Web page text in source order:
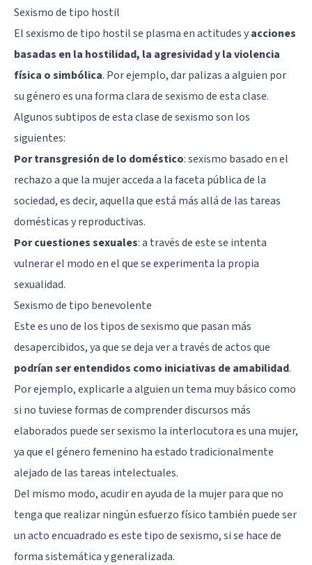
Sexismo de tipo hostil
El sexismo de tipo hostil se plasma en actitudes yacciones
basadas en la hostilidad, la agresividad y la violencia
física o simbólica. Por ejemplo, dar palizas a alguien por
su género es una forma clara de sexismo de esta clase.
Algunos subtipos de esta clase de sexismo son los
siguientes:
Por transgresión de lo doméstico: sexismo basado en el
rechazo a que la mujer acceda a la faceta pública de la
sociedad, es decir, aquella que está más allá de las tareas
domésticas y reproductivas.
Por cuestiones sexuales: a través de este se intenta
vulnerar el modo en el que se experimenta la propia
sexualidad.
Sexismo de tipo benevolente
Este es uno de los tipos de sexismo que pasan más
desapercibidos, ya que se deja ver a través de actos que
podrían ser entendidos como iniciativas de amabilidad.
Por ejemplo, explicarle a alguien un tema muy básico como
si no tuviese formas de comprender discursos más
elaborados puede ser sexismo la interlocutora es una mujer,
ya que el género femenino ha estado tradicionalmente
alejado de las tareas intelectuales.
Del mismo modo, acudir en ayuda de la mujer para que no
tenga que realizar ningún esfuerzo físico también puede ser
un acto encuadrado es este tipo de sexismo, si se hace de
forma sistemática y generalizada.